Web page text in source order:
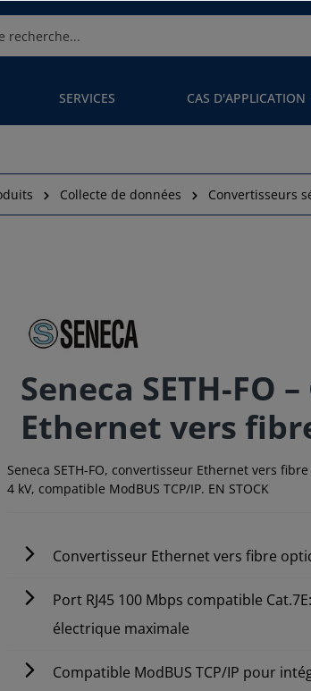
SERVICES CAS D'APPLICATION
Collecte de données Convertisseurs
Seneca SETH-FO
Ethernet vers
Seneca SETH-FO, convertisseur Ethernet vers
4 kV, compatible ModBUS TCP/IP. EN STOCK
Convertisseur Ethernet vers fibre
Port RJ45 100 Mbps compatible
électrique maximale
Compatible ModBUS TCP/IP pour